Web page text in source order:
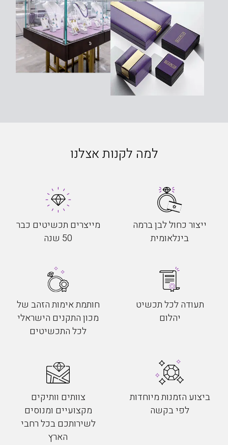
למה לקנות אצלנו
ייצור כחול לבן ברמה
בינלאומית
מייצרים תכשיטים כבר
50 שנה
תעודה לכל תכשיט
יהלום
חותמת אימות הזהב של
מכון התקנים הישראלי
לכל התכשיטים
ביצוע הזמנות מיוחדות
לפי בקשה
צוותים וותיקים
מקצועיים ומנוסים
לשירותכם בכל רחבי
הארץ